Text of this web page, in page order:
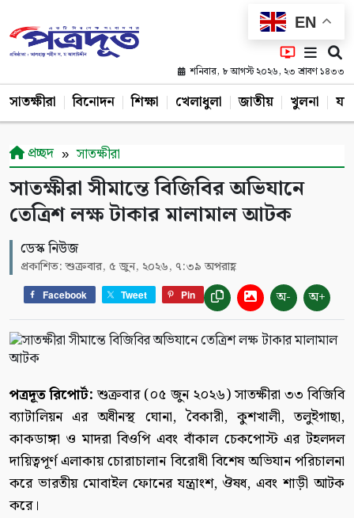
EN
শনিবার, ৮ আগস্ট ২০২৬, ২৩ শ্রাবণ ১৪৩৩
সাতক্ষীরা বিনোদন শিক্ষা খেলাধুলা জাতীয় খুলনা
প্রচ্ছদ সাতক্ষীরা
সাতক্ষীরা সীমান্তে বিজিবির অভিযানে
তেত্রিশ লক্ষ টাকার মালামাল আটক
ডেস্ক নিউজ
প্রকাশিত: শুক্রবার, ৫ জুন, ২০২৬, ৭:৩৯ অপরাহ্ণ
Facebook Tweet Pin অ- অ+
পত্রদূত রিপোর্ট:শুক্রবার (০৫ জুন ২০২৬) সাতক্ষীরা ৩৩ বিজিবি
ব্যাটালিয়ন এর অধীনস্থ ঘোনা, বৈকারী, কুশখালী, তলুইগাছা,
কাকডাঙ্গা ও মাদরা বিওপি এবং বাঁকাল চেকপোস্ট এর টহলদল
দায়িত্বপূর্ণ এলাকায় চোরাচালান বিরোধী বিশেষ অভিযান পরিচালনা
করে ভারতীয় মোবাইল ফোনের যন্ত্রাংশ, ঔষধ, এবং শাড়ী আটক
করে।